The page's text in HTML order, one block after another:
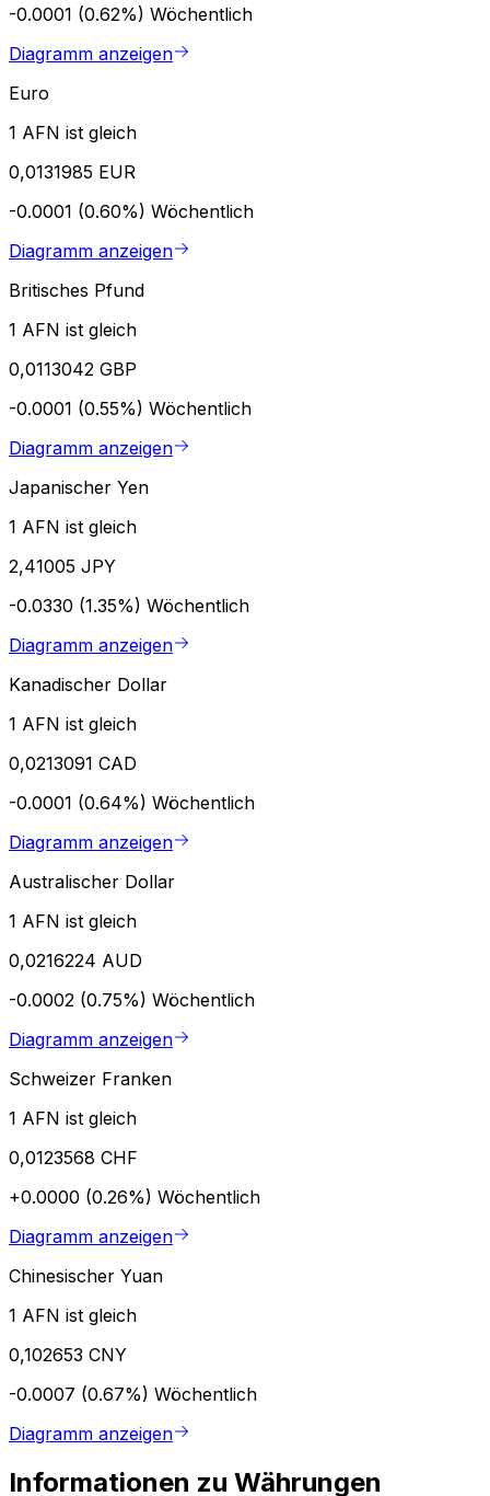
-0.0001 (0.62%) Wöchentlich
Diagramm anzeigen
Euro
1 AFN ist gleich
0,0131985 EUR
-0.0001 (0.60%) Wöchentlich
Diagramm anzeigen
Britisches Pfund
1 AFN ist gleich
0,0113042 GBP
-0.0001 (0.55%) Wöchentlich
Diagramm anzeigen
Japanischer Yen
1 AFN ist gleich
2,41005 JPY
-0.0330 (1.35%) Wöchentlich
Diagramm anzeigen
Kanadischer Dollar
1 AFN ist gleich
0,0213091 CAD
-0.0001 (0.64%) Wöchentlich
Diagramm anzeigen
Australischer Dollar
1 AFN ist gleich
0,0216224 AUD
-0.0002 (0.75%) Wöchentlich
Diagramm anzeigen
Schweizer Franken
1 AFN ist gleich
0,0123568 CHF
+0.0000 (0.26%) Wöchentlich
Diagramm anzeigen
Chinesischer Yuan
1 AFN ist gleich
0,102653 CNY
-0.0007 (0.67%) Wöchentlich
Diagramm anzeigen
Informationen zu Währungen